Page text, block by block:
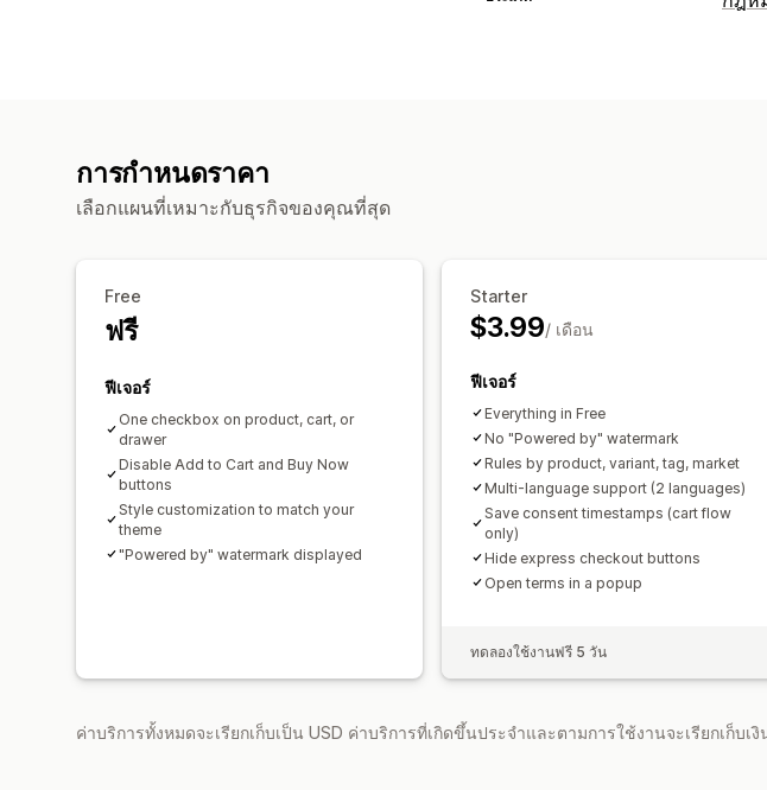
การกำหนดราคา
เลือกแผนที่เหมาะกับธุรกิจของคุณที่สุด
Free
ฟรี
ฟีเจอร์
One checkbox on product, cart, or
drawer
Disable Add to Cart and Buy Now
buttons
Style customization to match your
theme
"Powered by" watermark displayed
Starter
$3.99/ เดือน
ฟีเจอร์
Everything in Free
No "Powered by" watermark
Rules by product, variant, tag, market
Multi-language support (2 languages)
Save consent timestamps (cart flow
only)
Hide express checkout buttons
Open terms in a popup
ทดลองใช้งานฟรี 5 วัน
ค่าบริการทั้งหมดจะเรียกเก็บเป็น USD ค่าบริการที่เกิดขึ้นประจำและตามการใช้งานจะเรียกเก็บเ